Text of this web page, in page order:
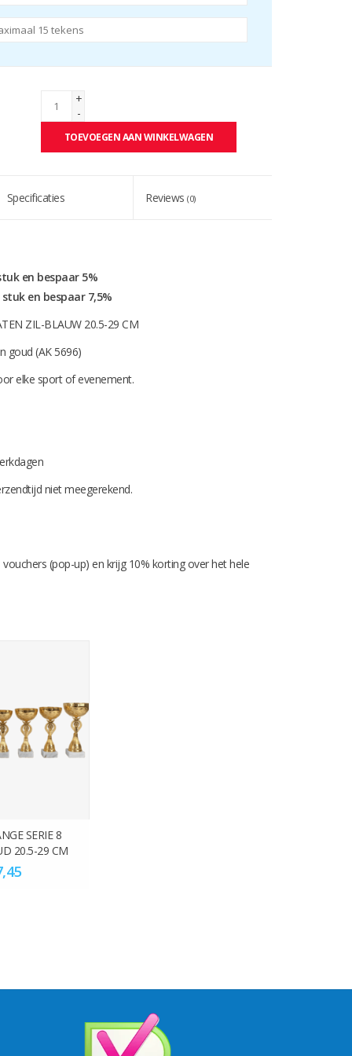
+
-
TOEVOEGEN AAN WINKELWAGEN
Specificaties Reviews(0)
en bespaar 5%
en bespaar 7,5%
ZIL-BLAUW 20.5-29 CM
goud (AK 5696)
elke sport of evenement.
niet meegerekend.
(pop-up) en krijg 10% korting over het hele
SERIE 8
20.5-29 CM